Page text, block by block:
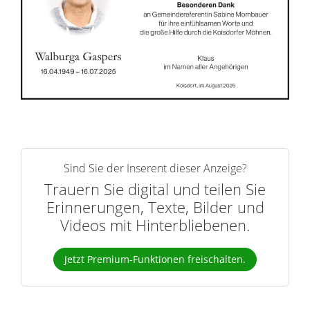
n
e
Sind Sie der Inserent dieser Anzeige?
Trauern Sie digital und teilen Sie
Erinnerungen, Texte, Bilder und
Videos mit Hinterbliebenen.
Jetzt Premium-Funktionen freischalten.